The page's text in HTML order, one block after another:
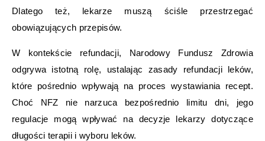
Dlatego też, lekarze muszą ściśle przestrzegać
obowiązujących przepisów.
W kontekście refundacji, Narodowy Fundusz Zdrowia
odgrywa istotną rolę, ustalając zasady refundacji leków,
które pośrednio wpływają na proces wystawiania recept.
Choć NFZ nie narzuca bezpośrednio limitu dni, jego
regulacje mogą wpływać na decyzje lekarzy dotyczące
długości terapii i wyboru leków.